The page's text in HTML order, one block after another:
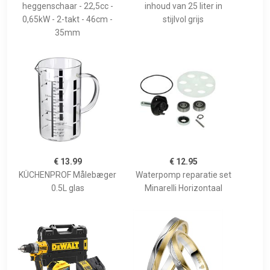
heggenschaar - 22,5cc -
0,65kW - 2-takt - 46cm -
35mm
inhoud van 25 liter in
stijlvol grijs
€ 13.99
KÜCHENPROF Målebæger
0.5L glas
€ 12.95
Waterpomp reparatie set
Minarelli Horizontaal